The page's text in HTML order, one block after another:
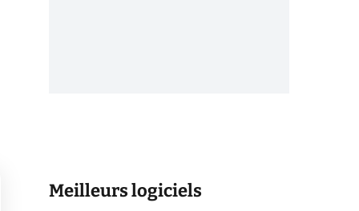
Meilleurs logiciels